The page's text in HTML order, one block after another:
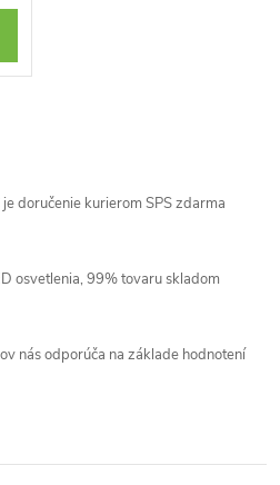
doručenie kurierom SPS zdarma
osvetlenia, 99% tovaru skladom
nás odporúča na základe hodnotení